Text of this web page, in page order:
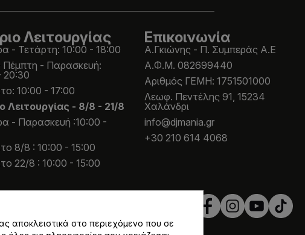
Λειτουργίας
- Τετάρτη: 10:00 - 18:00
Πέμπτη - Παρασκευή:
20:30
10:00 - 17:00
Λειτουργίας - 8/8 - 21/8
- Παρασκευή :10:00 -
8/8 : 10:00 - 15:00
22/8 : 10:00 - 15:00
Επικοινωνία
Α.Γκιώνης - Π. Συμπεράς Α.Ε
Α.Φ.Μ. 082699440
Aριθμός ΓΕΜΗ: 1751501000
Λεωφ. Πεντέλης 91, 15234
Χαλάνδρι
info@djmania.gr
+30 210 614 4068
αποκλειστικά στο περιεχόμενο που σε